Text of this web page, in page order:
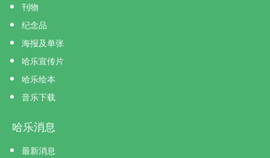
刊物
纪念品
海报及单张
哈乐宣传片
哈乐绘本
音乐下载
哈乐消息
最新消息